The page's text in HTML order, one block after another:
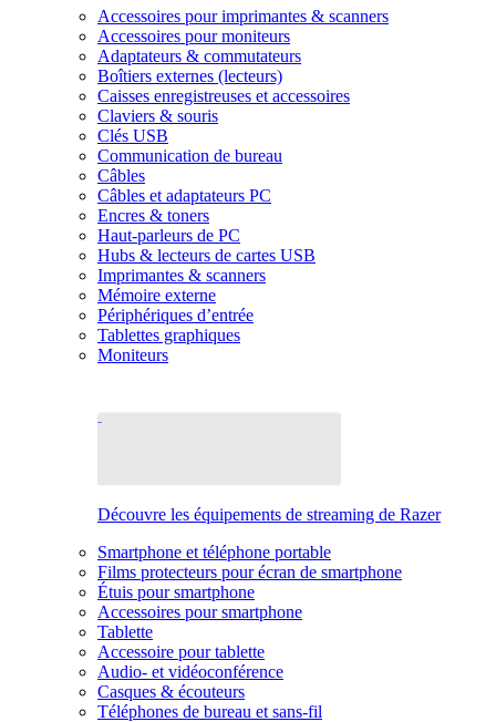
Accessoires pour imprimantes & scanners
Accessoires pour moniteurs
Adaptateurs & commutateurs
Boîtiers externes (lecteurs)
Caisses enregistreuses et accessoires
Claviers & souris
Clés USB
Communication de bureau
Câbles
Câbles et adaptateurs PC
Encres & toners
Haut-parleurs de PC
Hubs & lecteurs de cartes USB
Imprimantes & scanners
Mémoire externe
Périphériques d’entrée
Tablettes graphiques
Moniteurs
Découvre les équipements de streaming de Razer
Smartphone et téléphone portable
Films protecteurs pour écran de smartphone
Étuis pour smartphone
Accessoires pour smartphone
Tablette
Accessoire pour tablette
Audio- et vidéoconférence
Casques & écouteurs
Téléphones de bureau et sans-fil